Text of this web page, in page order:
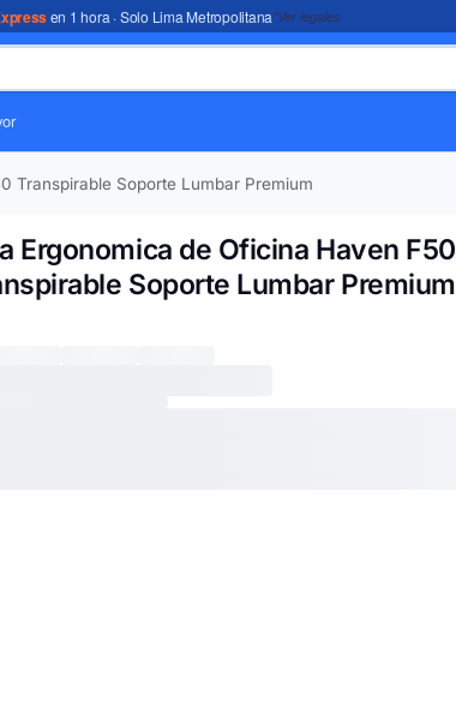
en 1 hora · Solo Lima Metropolitana*Ver legales
Transpirable Soporte Lumbar Premium
Ergonomica de Oficina Haven F50
Soporte Lumbar Premium